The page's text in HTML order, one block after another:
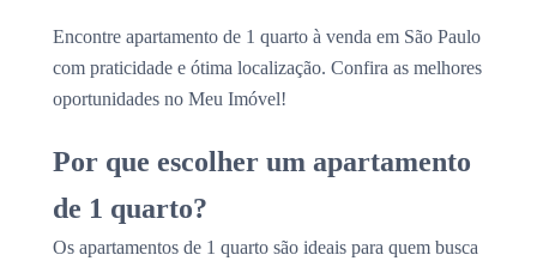
Encontre apartamento de 1 quarto à venda em São Paulo
com praticidade e ótima localização. Confira as melhores
oportunidades no Meu Imóvel!
Por que escolher um apartamento
de 1 quarto?
Os apartamentos de 1 quarto são ideais para quem busca